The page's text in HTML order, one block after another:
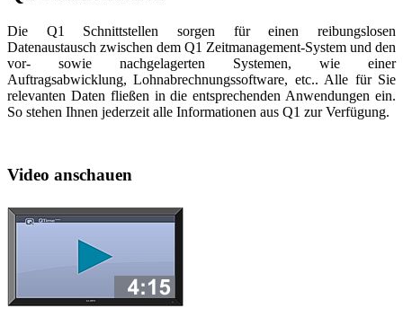
Die Q1 Schnittstellen sorgen für einen reibungslosen
Datenaustausch zwischen dem Q1 Zeitmanagement-System und den
vor- sowie nachgelagerten Systemen, wie einer
Auftragsabwicklung, Lohnabrechnungssoftware, etc.. Alle für Sie
relevanten Daten fließen in die entsprechenden Anwendungen ein.
So stehen Ihnen jederzeit alle Informationen aus Q1 zur Verfügung.
Video anschauen